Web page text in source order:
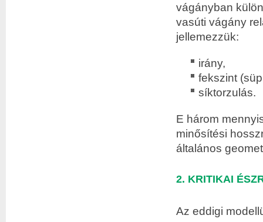
vágányban
vasúti vágány
jellemezzük:
irány,
fekszint
síktorzulás.
E három
minősítési
általános
2. KRITIKAI
Az eddigi